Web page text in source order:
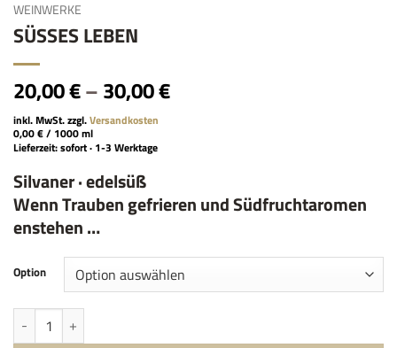
WEINWERKE
SÜSSES LEBEN
20,00€–30,00€
inkl. MwSt.zzgl.Versandkosten
0,00€/ 1000ml
Lieferzeit:sofort · 1-3 Werktage
Silvaner · edelsüß
Wenn Trauben gefrieren und Südfruchtaromen
enstehen …
Option
SÜSSES LEBEN Menge